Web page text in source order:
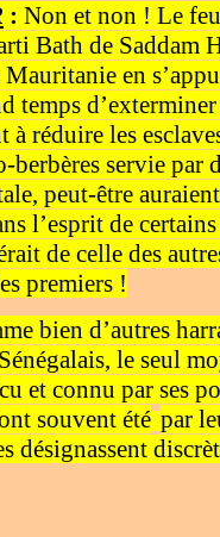
: Non et non ! Le
Bath de Saddam
en
temps
réduire les
berbères servie
peut-être
l’esprit de
de celle des
premiers !
bien d’autres
le seul
et connu par ses
souvent été par
désignassent